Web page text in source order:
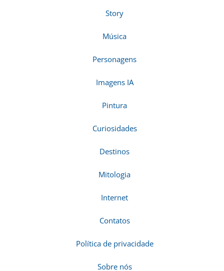
Story
Música
Personagens
Imagens IA
Pintura
Curiosidades
Destinos
Mitologia
Internet
Contatos
Política de privacidade
Sobre nós